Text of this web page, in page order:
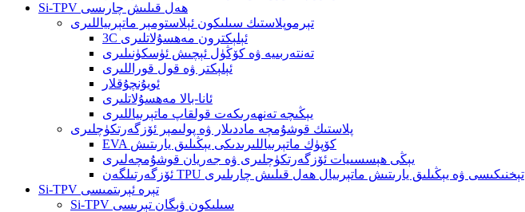
Si-TPV ھەل قىلىش چارىسى
تېرموپلاستىك سىلىكون ئېلاستومېر ماتېرىياللىرى
3C ئېلېكترون مەھسۇلاتلىرى
تەنتەربىيە ۋە كۆڭۈل ئېچىش ئۈسكۈنىلىرى
ئېلېكتر ۋە قول قوراللىرى
ئويۇنچۇقلار
ئانا-بالا مەھسۇلاتلىرى
يېڭىچە تەنھەرىكەت قولقاپ ماتېرىياللىرى
پلاستىك قوشۇمچە ماددىلار ۋە پولىمېر ئۆزگەرتكۈچلىرى
EVA كۆپۈك ماتېرىياللىرىدىكى يېڭىلىق يارىتىش
يېڭى ھېسسىيات ئۆزگەرتكۈچلىرى ۋە جەريان قوشۇمچەلىرى
ئۆزگەرتىلگەن TPU تېخنىكىسى ۋە يېڭىلىق يارىتىش ماتېرىيال ھەل قىلىش چارىلىرى
Si-TPV تېرە ئېرىتمىسى
Si-TPV سىلىكون ۋېگان تېرىسى